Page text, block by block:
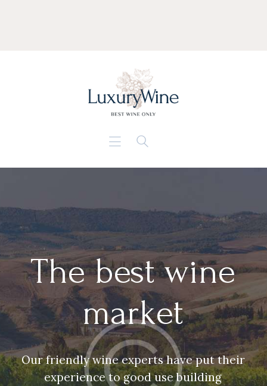
The best wine
market
Our friendly wine experts have put their
experience to good use building